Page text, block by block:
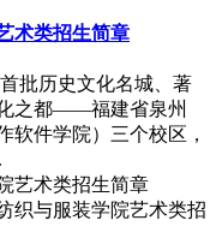
术类招生简章
批历史文化名城、著
之都――福建省泉州
软件学院）三个校区，
织与服装学院艺术类招